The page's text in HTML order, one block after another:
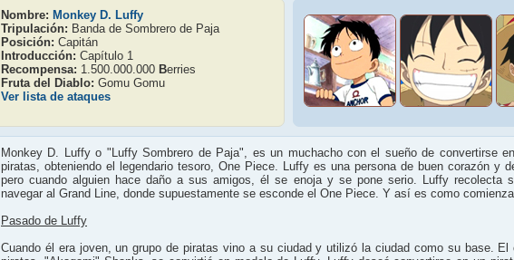
Nombre: Monkey D. Luffy
Tripulación: Banda de Sombrero de Paja
Posición: Capitán
Introducción: Capítulo 1
Recompensa: 1.500.000.000 Berries
Fruta del Diablo: Gomu Gomu
Ver lista de ataques
Monkey D. Luffy o "Luffy Sombrero de Paja", es un muchacho con el sueño de convertirse
piratas, obteniendo el legendario tesoro, One Piece. Luffy es una persona de buen corazón y
pero cuando alguien hace daño a sus amigos, él se enoja y se pone serio. Luffy recolecta
navegar al Grand Line, donde supuestamente se esconde el One Piece. Y así es como
Pasado de Luffy
Cuando él era joven, un grupo de piratas vino a su ciudad y utilizó la ciudad como su base. El